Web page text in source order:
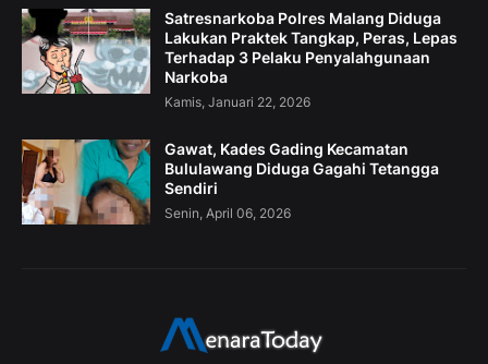
Satresnarkoba Polres Malang Diduga
Lakukan Praktek Tangkap, Peras, Lepas
Terhadap 3 Pelaku Penyalahgunaan
Narkoba
Kamis, Januari 22, 2026
Gawat, Kades Gading Kecamatan
Bululawang Diduga Gagahi Tetangga
Sendiri
Senin, April 06, 2026